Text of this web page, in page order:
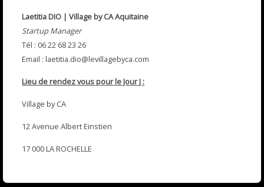
Laetitia DIO | Village by CA Aquitaine
Startup Manager
Tél : 06 22 68 23 26
Email : laetitia.dio@levillagebyca.com
Lieu de rendez vous pour le Jour J :
Village by CA
12 Avenue Albert Einstien
17 000 LA ROCHELLE